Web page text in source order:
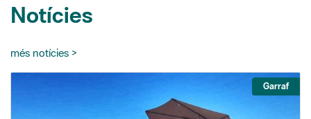
Notícies
més notícies >
Garraf